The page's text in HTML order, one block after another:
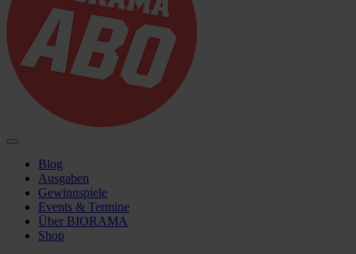
Blog
Ausgaben
Gewinnspiele
Events & Termine
Über BIORAMA
Shop